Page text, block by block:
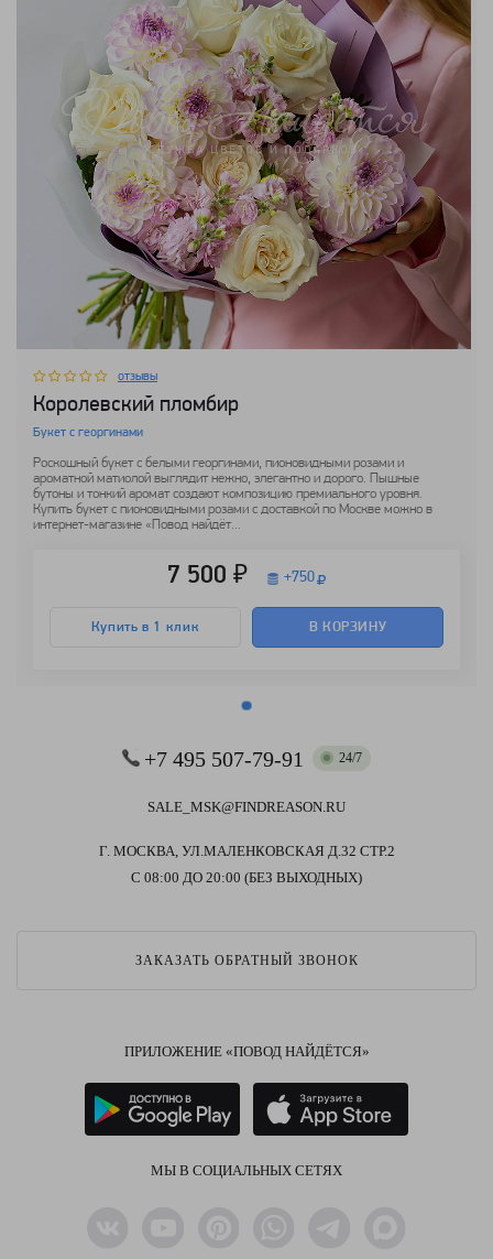
отзывы
Королевский пломбир
Букет с георгинами
Роскошный букет с белыми георгинами, пионовидными розами и
ароматной матиолой выглядит нежно, элегантно и дорого. Пышные
бутоны и тонкий аромат создают композицию премиального уровня.
Купить букет с пионовидными розами с доставкой по Москве можно в
интернет-магазине «Повод найдёт...
7 500 ₽ +750
Купить в 1 клик В КОРЗИНУ
+7 495 507-79-91 24/7
SALE_MSK@FINDREASON.RU
Г. МОСКВА, УЛ.МАЛЕНКОВСКАЯ Д.32 СТР.2
С 08:00 ДО 20:00 (БЕЗ ВЫХОДНЫХ)
ЗАКАЗАТЬ ОБРАТНЫЙ ЗВОНОК
ПРИЛОЖЕНИЕ «ПОВОД НАЙДЁТСЯ»
МЫ В СОЦИАЛЬНЫХ СЕТЯХ